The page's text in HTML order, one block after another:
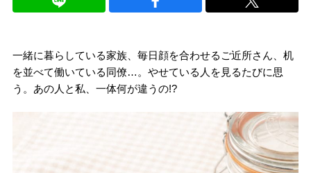
一緒に暮らしている家族、毎日顔を合わせるご近所さん、机
を並べて働いている同僚…。やせている人を見るたびに思
う。あの人と私、一体何が違うの!?